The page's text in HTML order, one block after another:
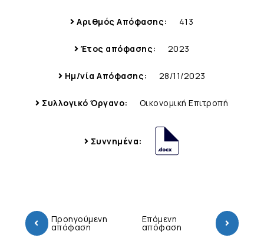
Αριθμός Απόφασης: 413
Έτος απόφασης: 2023
Ημ/νία Απόφασης: 28/11/2023
Συλλογικό Όργανο: Οικονομική Επιτροπή
Συννημένα:
Προηγούμενη
απόφαση
Επόμενη
απόφαση